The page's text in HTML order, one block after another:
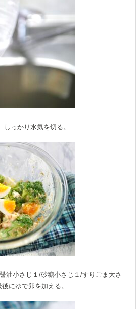
っかり水気を切る。
油小さじ１/砂糖小さじ１/すりごま大さ
にゆで卵を加える。